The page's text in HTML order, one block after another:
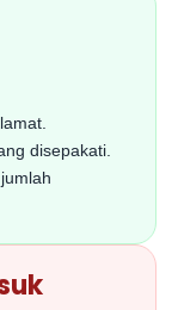
disepakati.